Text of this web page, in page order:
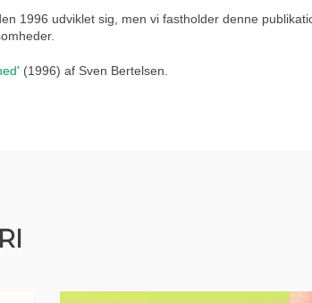
1996 udviklet sig, men vi fastholder denne
(1996) af Sven Bertelsen.